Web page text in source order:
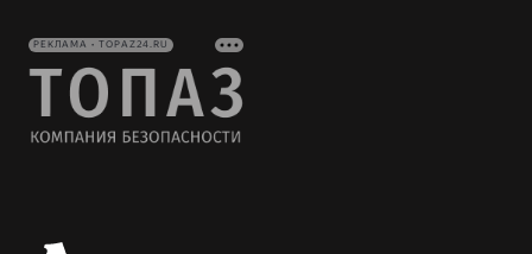
РЕКЛАМА • TOPAZ24.RU